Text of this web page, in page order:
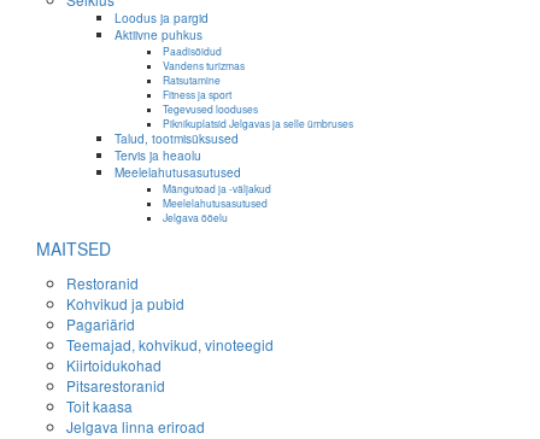
Loodus ja pargid
Aktiivne puhkus
Paadisõidud
Vandens turizmas
Ratsutamine
Fitness ja sport
Tegevused looduses
Piknikuplatsid Jelgavas ja selle ümbruses
Talud, tootmisüksused
Tervis ja heaolu
Meelelahutusasutused
Mängutoad ja -väljakud
Meelelahutusasutused
Jelgava ööelu
MAITSED
Restoranid
Kohvikud ja pubid
Pagariärid
Teemajad, kohvikud, vinoteegid
Kiirtoidukohad
Pitsarestoranid
Toit kaasa
Jelgava linna eriroad